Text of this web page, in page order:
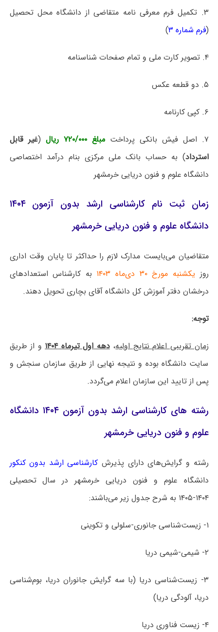
۳. تکمیل فرم معرفی نامه متقاضی از دانشگاه محل تحصیل
(فرم شماره ۳ )
۴. تصویر کارت ملی و تمام صفحات شناسنامه
۵. دو قطعه عکس
۶. کپی کارنامه
۷. اصل فیش بانکی پرداخت مبلغ ۷۲۰/۰۰۰ ریال (غیر قابل
استرداد) به حساب بانک ملی مرکزی بنام درآمد اختصاصی
دانشگاه علوم و فنون دریایی خرمشهر
زمان ثبت نام کارشناسی ارشد بدون آزمون ۱۴۰۴
دانشگاه علوم و فنون دریایی خرمشهر
متقاضیان می‌بایست مدارک لازم را حداکثر تا پایان وقت اداری
روز یکشنبه مورخ ۳۰ دی‌ماه ۱۴۰۳
به کارشناس استعدادهای
درخشان دفتر آموزش کل دانشگاه آقای بچاری تحویل دهند.
توجه:
زمان تقریبی اعلام نتایج اولیه،دهه اول تیرماه ۱۴۰۴
و از طریق
سایت دانشگاه بوده و نتیجه نهایی از طریق سازمان سنجش و
پس از تایید این سازمان اعلام می‌گردد.
رشته های کارشناسی ارشد بدون آزمون ۱۴۰۴ دانشگاه
علوم و فنون دریایی خرمشهر
رشته و گرایش‌های دارای پذیرش کارشناسی ارشد بدون کنکور
دانشگاه علوم و فنون دریایی خرمشهر در سال تحصیلی
۱۴۰۴-۱۴۰۵ به شرح جدول زیر می‌باشند:
۱- زیست‌شناسی جانوری-سلولی و تکوینی
۲- شیمی-شیمی دریا
۳- زیست‌شناسی دریا (با سه گرایش جانوران دریا، بوم‌شناسی
دریا، آلودگی دریا)
۴- زیست فناوری دریا